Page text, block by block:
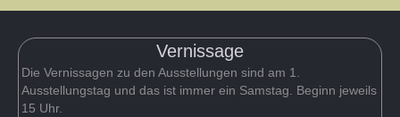
Vernissage
Die Vernissagen zu den Ausstellungen sind am 1.
Ausstellungstag und das ist immer ein Samstag. Beginn jeweils
15 Uhr.